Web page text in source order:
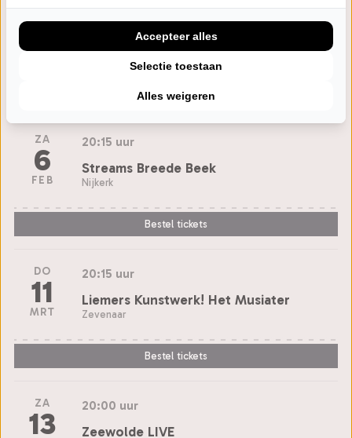
DO
4
FEB
20:15 uur
Theater Koningshof
Maassluis
Bestel tickets
ZA
6
FEB
20:15 uur
Streams Breede Beek
Nijkerk
Bestel tickets
DO
11
MRT
20:15 uur
Liemers Kunstwerk! Het Musiater
Zevenaar
Bestel tickets
ZA
13
20:00 uur
Zeewolde LIVE
Alles weigeren
Selectie toestaan
Accepteer alles